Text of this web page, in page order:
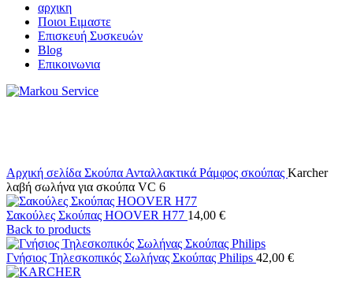
αρχικη
Ποιοι Ειμαστε
Επισκευή Συσκευών
Blog
Επικοινωνια
Αρχική σελίδα Σκούπα Ανταλλακτικά Ράμφος σκούπας Karcher
λαβή σωλήνα για σκούπα VC 6
Σακούλες Σκούπας HOOVER H77 14,00 €
Back to products
Γνήσιος Τηλεσκοπικός Σωλήνας Σκούπας Philips 42,00 €